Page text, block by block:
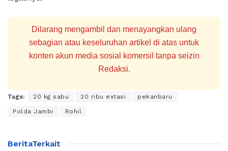
Dilarang mengambil dan menayangkan ulang
sebagian atau keseluruhan artikel di atas untuk
konten akun media sosial komersil tanpa seizin
Redaksi.
Tags: 20 kg sabu 20 ribu extasi pekanbaru
Polda Jambi Rohil
BeritaTerkait